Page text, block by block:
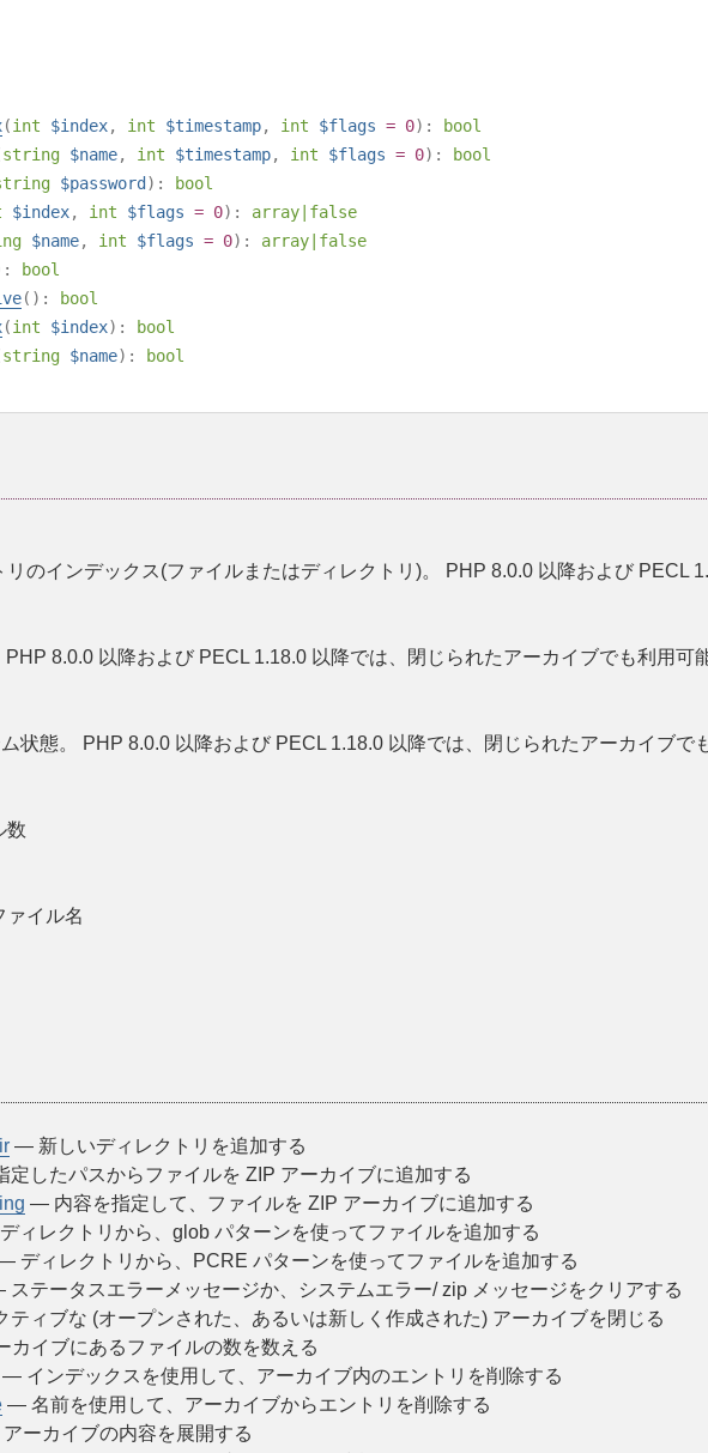
(int $index, int $timestamp, int $flags = 0):
bool
string $name, int $timestamp, int $flags = 0):
bool
$password ):
bool
$index, int $flags = 0): array false
$name, int $flags = 0): array false
bool
():
bool
(int $index):
bool
string $name):
bool
のインデックス(ファイルまたはディレクトリ)。 PHP 8.0.0 以降および PECL
8.0.0 以降および PECL 1.18.0 以降では、閉じられたアーカイブでも利用可
状態。 PHP 8.0.0 以降および PECL 1.18.0 以降では、閉じられたアーカイブで
数
ァイル名
— 新しいディレクトリを追加する
したパスからファイルを ZIP アーカイブに追加する
— 内容を指定して、ファイルを ZIP アーカイブに追加する
ィレクトリから、glob パターンを使ってファイルを追加する
ディレクトリから、PCRE パターンを使ってファイルを追加する
テータスエラーメッセージか、システムエラー/ zip メッセージをクリアする
ィブな (オープンされた、あるいは新しく作成された) アーカイブを閉じる
イブにあるファイルの数を数える
— インデックスを使用して、アーカイブ内のエントリを削除する
— 名前を使用して、アーカイブからエントリを削除する
ーカイブの内容を展開する